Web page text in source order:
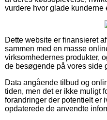
vurdere hvor glade kunderne
Dette website er finansieret
sammen med en masse
virksomhedernes produkter,
de besøgende på vores side
Data angående tilbud og
tiden, men det er ikke muligt
forandringer der potentielt er
opdaterede de anvendte